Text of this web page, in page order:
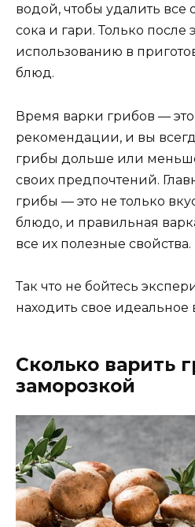
водой, чтобы удалить все
сока и гари. Только после
использованию в
блюд.
Время варки грибов —
рекомендации, и вы
грибы дольше или
своих предпочтений.
грибы — это не только
блюдо, и правильная
все их полезные свойства.
Так что не бойтесь
находить свое
Сколько варить
заморозкой